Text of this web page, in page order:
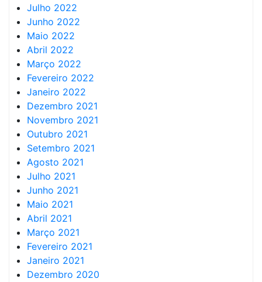
Julho 2022
Junho 2022
Maio 2022
Abril 2022
Março 2022
Fevereiro 2022
Janeiro 2022
Dezembro 2021
Novembro 2021
Outubro 2021
Setembro 2021
Agosto 2021
Julho 2021
Junho 2021
Maio 2021
Abril 2021
Março 2021
Fevereiro 2021
Janeiro 2021
Dezembro 2020